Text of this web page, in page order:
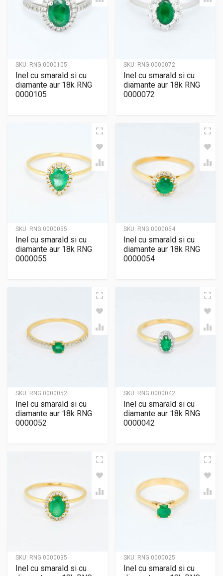
SKU: RNG 0000105
Inel cu smarald si cu
diamante aur 18k RNG
0000105
SKU: RNG 0000072
Inel cu smarald si cu
diamante aur 18k RNG
0000072
SKU: RNG 0000055
Inel cu smarald si cu
diamante aur 18k RNG
0000055
SKU: RNG 0000054
Inel cu smarald si cu
diamante aur 18k RNG
0000054
SKU: RNG 0000052
Inel cu smarald si cu
diamante aur 18k RNG
0000052
SKU: RNG 0000042
Inel cu smarald si cu
diamante aur 18k RNG
0000042
SKU: RNG 0000035
Inel cu smarald si cu
SKU: RNG 0000025
Inel cu smarald si cu